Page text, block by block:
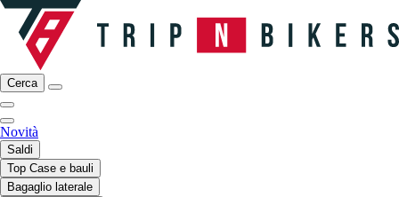
Cerca
Novità
Saldi
Top Case e bauli
Bagaglio laterale